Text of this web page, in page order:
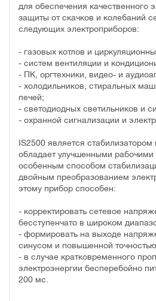
для обеспечения качественного
защиты от скачков и колебаний
следующих электроприборов:
- газовых котлов и
- систем вентиляции и
- ПК, оргтехники, видео- и
- холодильников, стиральных
печей;
- светодиодных светильников и
- охранной сигнализации и
IS2500 является стабилизатором
обладает улучшенными рабочими
особенным способом
двойным преобразованием
этому прибор способен:
- корректировать сетевое
бесступенчато в широком
- формировать на выходе
синусом и повышенной
- в случае кратковременного
электроэнергии бесперебойно
200 мс.